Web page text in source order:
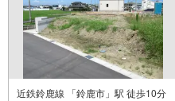
近鉄鈴鹿線 「鈴鹿市」駅 徒歩10分